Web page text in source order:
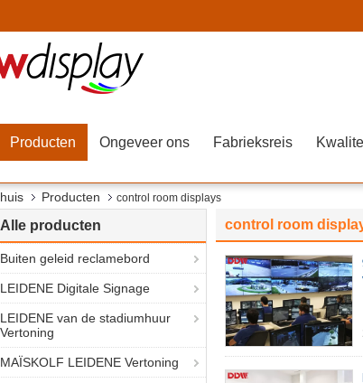
Producten Ongeveer ons Fabrieksreis
Producten control room displays
Alle producten
Buiten geleid reclamebord
LEIDENE Digitale Signage
LEIDENE van de stadiumhuur
Vertoning
MAÏSKOLF LEIDENE Vertoning
control room